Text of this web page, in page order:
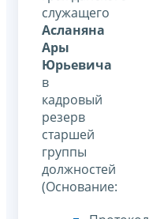
служащего
Асланяна
Ары
Юрьевича
в
кадровый
резерв
старшей
группы
должностей
(Основание: